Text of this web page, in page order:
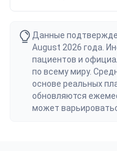
Данные
August 2026 года.
пациентов и
по всему миру.
основе реальных
обновляются
может